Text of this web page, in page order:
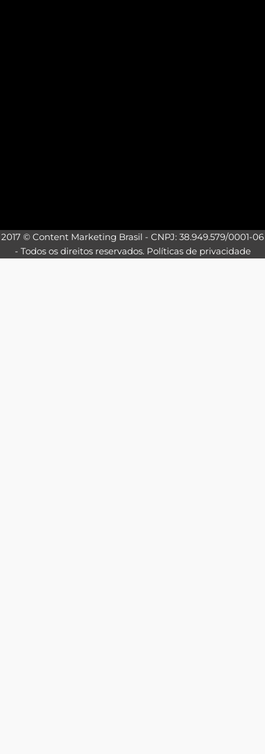
2017 © Content Marketing Brasil - CNPJ: 38.949.579/0001-06
- Todos os direitos reservados. Políticas de privacidade